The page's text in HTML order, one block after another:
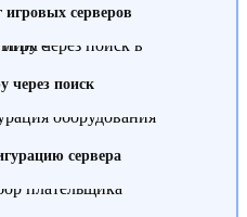
игровых серверов
через поиск
сервера